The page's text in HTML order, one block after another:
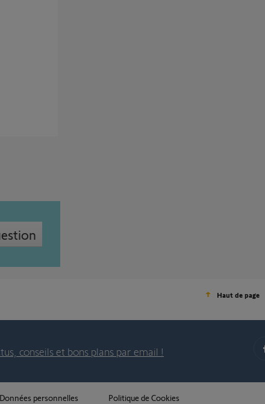
Haut de page
conseils et bons plans par email !
Données personnelles Politique de Cookies